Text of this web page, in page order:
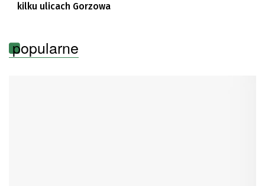
kilku ulicach Gorzowa
popularne